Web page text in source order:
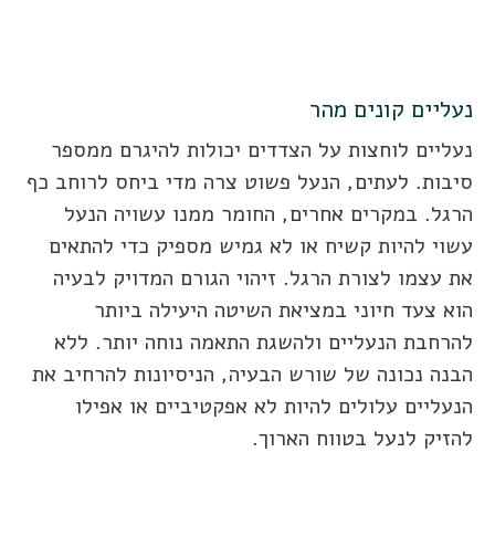
נעליים קונים מהר
נעליים לוחצות על הצדדים יכולות להיגרם ממספר
סיבות. לעתים, הנעל פשוט צרה מדי ביחס לרוחב כף
הרגל. במקרים אחרים, החומר ממנו עשויה הנעל
עשוי להיות קשיח או לא גמיש מספיק כדי להתאים
את עצמו לצורת הרגל. זיהוי הגורם המדויק לבעיה
הוא צעד חיוני במציאת השיטה היעילה ביותר
להרחבת הנעליים ולהשגת התאמה נוחה יותר. ללא
הבנה נכונה של שורש הבעיה, הניסיונות להרחיב את
הנעליים עלולים להיות לא אפקטיביים או אפילו
להזיק לנעל בטווח הארוך.